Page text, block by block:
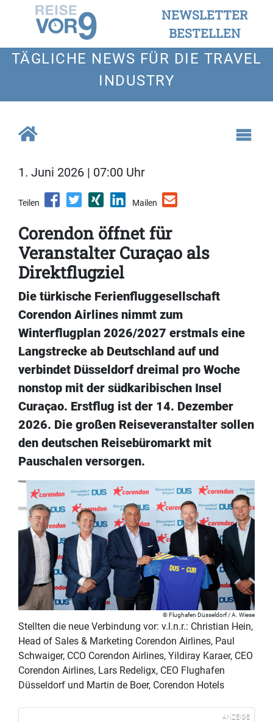
NEWSLETTER
BESTELLEN
TÄGLICHE NEWS FÜR DIE TRAVEL
INDUSTRY
1. Juni 2026 | 07:00 Uhr
Teilen Mailen
Corendon öffnet für
Veranstalter Curaçao als
Direktflugziel
Die türkische Ferienfluggesellschaft
Corendon Airlines nimmt zum
Winterflugplan 2026/2027 erstmals eine
Langstrecke ab Deutschland auf und
verbindet Düsseldorf dreimal pro Woche
nonstop mit der südkaribischen Insel
Curaçao. Erstflug ist der 14. Dezember
2026. Die großen Reiseveranstalter sollen
den deutschen Reisebüromarkt mit
Pauschalen versorgen.
Flughafen Düsseldorf / A. Wiese
Stellten die neue Verbindung vor: v.l.n.r.: Christian Hein,
Head of Sales & Marketing Corendon Airlines, Paul
Schwaiger, CCO Corendon Airlines, Yildiray Karaer, CEO
Corendon Airlines, Lars Redeligx, CEO Flughafen
Düsseldorf und Martin de Boer, Corendon Hotels
ANZEIGE